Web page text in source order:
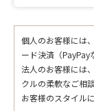
個人のお客様には
ード決済（PayPay
法人のお客様には
クルの柔軟なご相
お客様のスタイル